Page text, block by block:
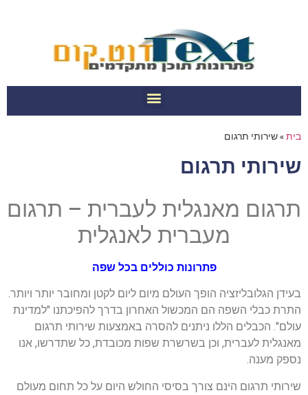
בית»שירותי תרגום
שירותי תרגום
תרגום מאנגלית לעברית – תרגום
מעברית לאנגלית
פתרונות כוללים בכל שפה
בעידן הגלובליזציה הופך העולם מיום ליום לקטן ומחובר יותר ויותר.
התרת כבלי השפה הם המכשול האחרון בדרך להפיכתנו "למדינת
עולם". הכבלים הללו ניתנים להסרה באמצעות שירותי תרגום
מאנגלית לעברית, וכן בשרשרת שפות מכובדת, כל שתדרשו, אנו
נספק מענה.
שירותי תרגום הינם צורך בסיסי החולש היום על כל תחום מעולם